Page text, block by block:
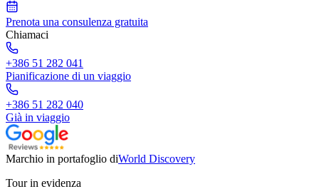
Prenota una consulenza gratuita
Chiamaci
+386 51 282 041
Pianificazione di un viaggio
+386 51 282 040
Già in viaggio
Marchio in portafoglio diWorld Discovery
Tour in evidenza